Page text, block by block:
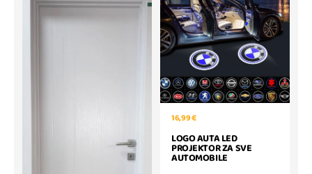
16,99 €
LOGO AUTA LED
PROJEKTOR ZA SVE
AUTOMOBILE